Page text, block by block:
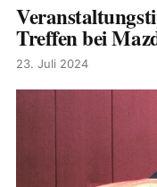
Treffen bei
23. Juli 2024